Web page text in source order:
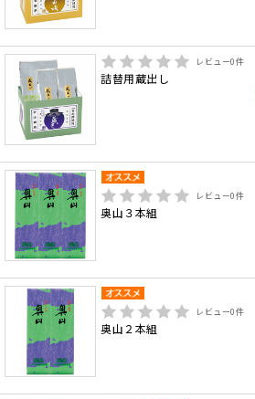
レビュー0件
詰替用蔵出し
レビュー0件
奥山３本組
レビュー0件
奥山２本組